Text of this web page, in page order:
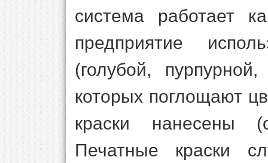
система работает
предприятие
(голубой,
которых поглощают
краски нанесены
Печатные краски